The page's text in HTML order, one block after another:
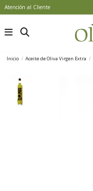
Atención al Cliente
Inicio Aceite de Oliva Virgen Extra